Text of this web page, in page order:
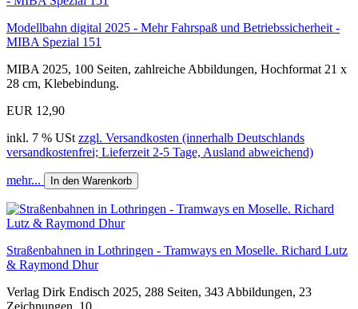
Modellbahn digital 2025 - Mehr Fahrspaß und Betriebssicherheit -
MIBA Spezial 151
MIBA 2025, 100 Seiten, zahlreiche Abbildungen, Hochformat 21 x
28 cm, Klebebindung.
EUR 12,90
inkl. 7 % USt zzgl. Versandkosten (innerhalb Deutschlands
versandkostenfrei; Lieferzeit 2-5 Tage, Ausland abweichend)
mehr... In den Warenkorb
Straßenbahnen in Lothringen - Tramways en Moselle. Richard Lutz
& Raymond Dhur
Verlag Dirk Endisch 2025, 288 Seiten, 343 Abbildungen, 23
Zeichnungen, 10...